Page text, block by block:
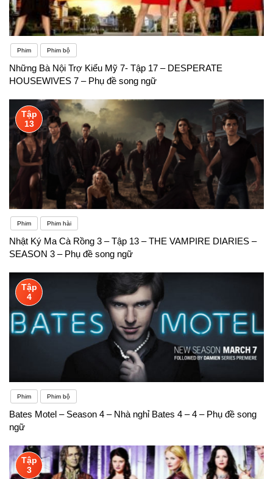
Phim Phim bộ
Những Bà Nội Trợ Kiểu Mỹ 7- Tập 17 – DESPERATE
HOUSEWIVES 7 – Phụ đề song ngữ
Tập
13
Phim Phim hài
Nhật Ký Ma Cà Rồng 3 – Tập 13 – THE VAMPIRE DIARIES –
SEASON 3 – Phụ đề song ngữ
Tập
4
Phim Phim bộ
Bates Motel – Season 4 – Nhà nghỉ Bates 4 – 4 – Phụ đề song
ngữ
Tập
3